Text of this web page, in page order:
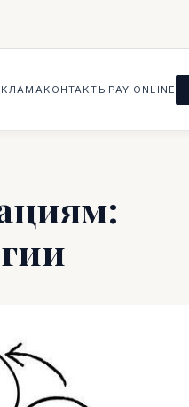
КОНТАКТЫ PAY ONLINE